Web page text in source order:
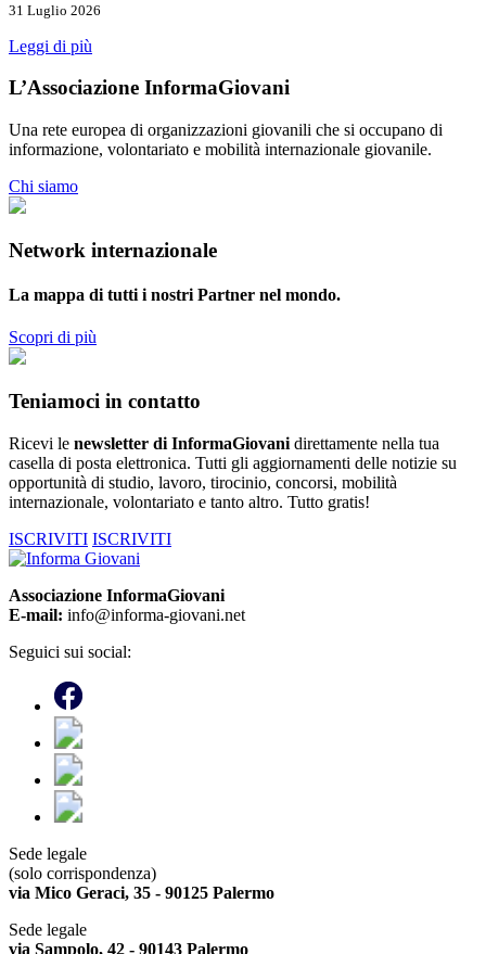
31 Luglio 2026
Leggi di più
L’Associazione InformaGiovani
Una rete europea di organizzazioni giovanili che si occupano di
informazione, volontariato e mobilità internazionale giovanile.
Chi siamo
Network internazionale
La mappa di tutti i nostri Partner nel mondo.
Scopri di più
Teniamoci in contatto
Ricevi le newsletter di InformaGiovani direttamente nella tua
casella di posta elettronica. Tutti gli aggiornamenti delle notizie su
opportunità di studio, lavoro, tirocinio, concorsi, mobilità
internazionale, volontariato e tanto altro. Tutto gratis!
ISCRIVITI ISCRIVITI
Associazione InformaGiovani
E-mail: info@informa-giovani.net
Seguici sui social:
Sede legale
(solo corrispondenza)
via Mico Geraci, 35 - 90125 Palermo
Sede legale
via Sampolo, 42 - 90143 Palermo